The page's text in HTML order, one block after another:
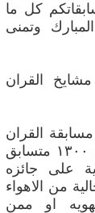
كل ما
وتمنى
القران
القران
الكريم لهذا العام أكبر دفعة حيث وصلت الي ١٣٠٠ متسابق
على جائزه
من الاهواء
او ممن